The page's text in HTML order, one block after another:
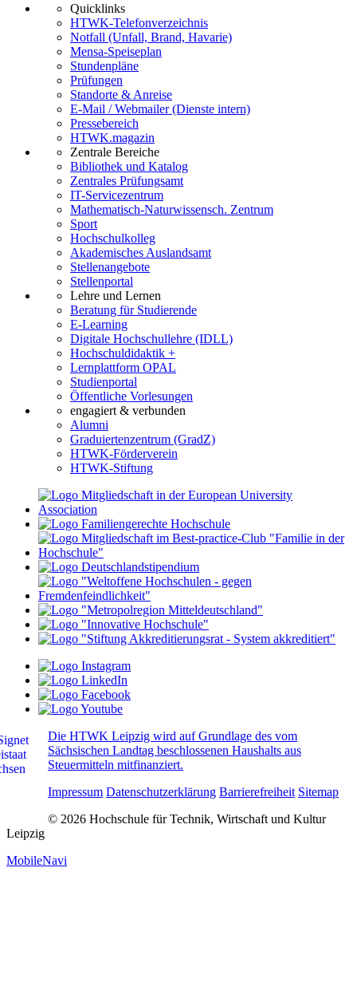
Quicklinks
HTWK-Telefonverzeichnis
Notfall (Unfall, Brand, Havarie)
Mensa-Speiseplan
Stundenpläne
Prüfungen
Standorte & Anreise
E-Mail / Webmailer (Dienste intern)
Pressebereich
HTWK.magazin
Zentrale Bereiche
Bibliothek und Katalog
Zentrales Prüfungsamt
IT-Servicezentrum
Mathematisch-Naturwissensch. Zentrum
Sport
Hochschulkolleg
Akademisches Auslandsamt
Stellenangebote
Stellenportal
Lehre und Lernen
Beratung für Studierende
E-Learning
Digitale Hochschullehre (IDLL)
Hochschuldidaktik +
Lernplattform OPAL
Studienportal
Öffentliche Vorlesungen
engagiert & verbunden
Alumni
Graduiertenzentrum (GradZ)
HTWK-Förderverein
HTWK-Stiftung
Die HTWK Leipzig wird auf Grundlage des vom
Sächsischen Landtag beschlossenen Haushalts aus
Steuermitteln mitfinanziert.
Impressum Datenschutzerklärung Barrierefreiheit Sitemap
© 2026 Hochschule für Technik, Wirtschaft und Kultur
Leipzig
MobileNavi